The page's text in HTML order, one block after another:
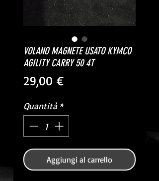
VOLANO MAGNETE USATO KYMCO
AGILITY CARRY 50 4T
29,00 €Prezzo
Quantità *
Aggiungi al carrello